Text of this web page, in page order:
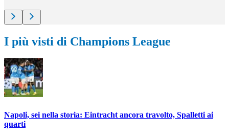
I più visti di Champions League
Napoli, sei nella storia: Eintracht ancora travolto, Spalletti ai
quarti